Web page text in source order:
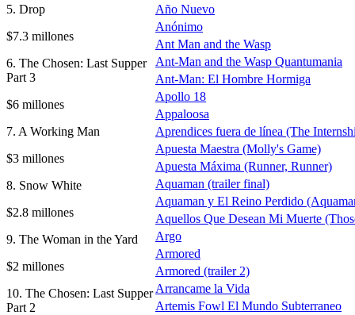
5. Drop
$7.3 millones
6. The Chosen: Last Supper
Part 3
$6 millones
7. A Working Man
$3 millones
8. Snow White
$2.8 millones
9. The Woman in the Yard
$2 millones
10. The Chosen: Last Supper
Part 2
Año Nuevo
Anónimo
Ant Man and the Wasp
Ant-Man and the Wasp Quantumania
Ant-Man: El Hombre Hormiga
Apollo 18
Appaloosa
Aprendices fuera de línea (The
Apuesta Maestra (Molly's Game)
Apuesta Máxima (Runner, Runner)
Aquaman (trailer final)
Aquaman y El Reino Perdido
Aquellos Que Desean Mi Muerte
Argo
Armored
Armored (trailer 2)
Arrancame la Vida
Artemis Fowl El Mundo Subterraneo